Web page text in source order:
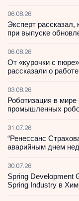
06.08.26
Эксперт рассказал,
при выпуске
06.08.26
От «курочки с
рассказали о
03.08.26
Роботизация в
промышленных
31.07.26
“Ренессанс
аварийным днем
30.07.26
Spring Development
Spring Industry в